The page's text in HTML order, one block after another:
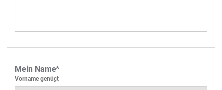
Mein Name*
Vorname genügt